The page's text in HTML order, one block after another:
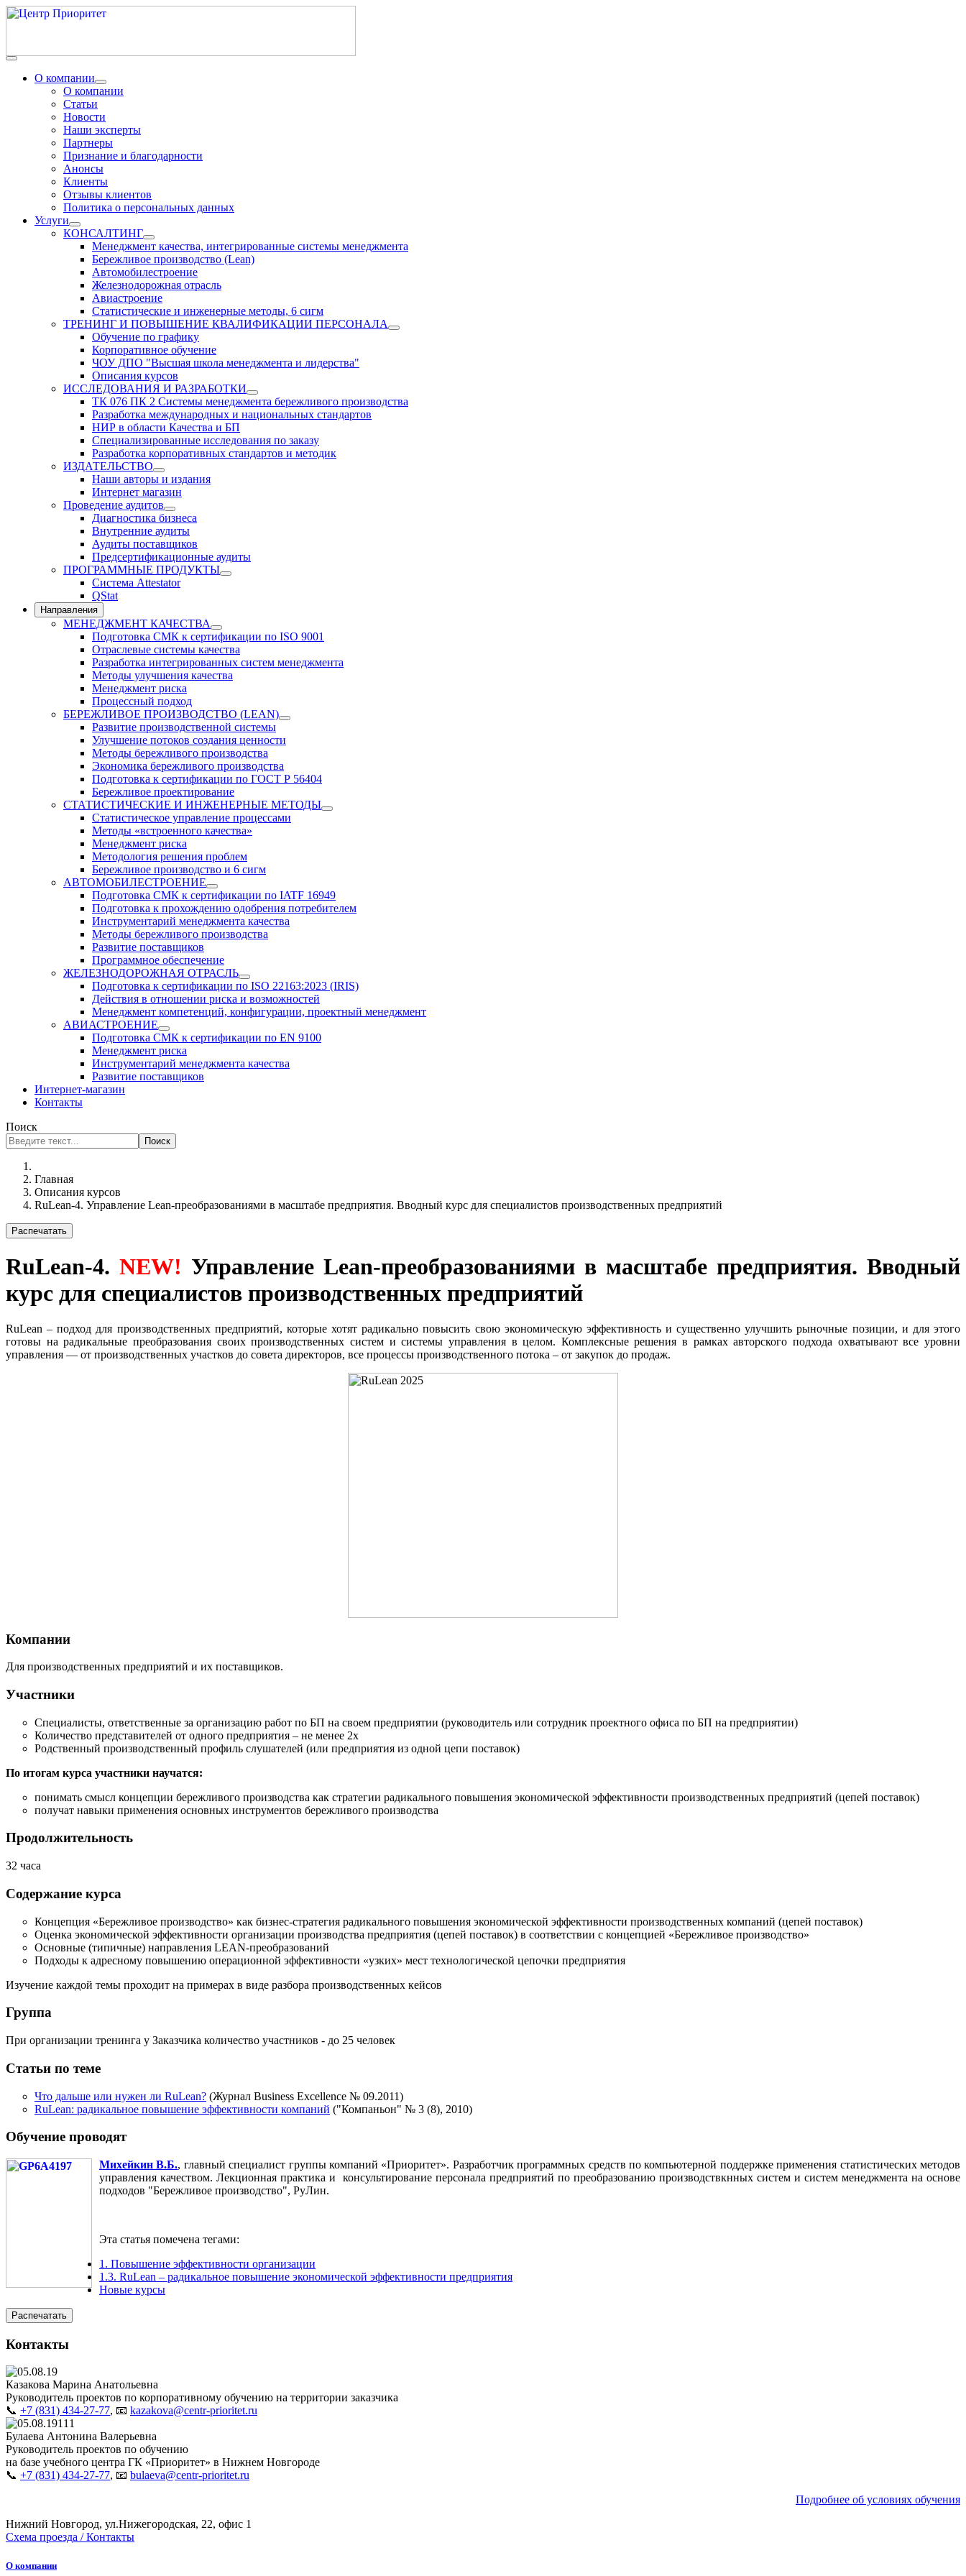
О компании
О компании
Статьи
Новости
Наши эксперты
Партнеры
Признание и благодарности
Анонсы
Клиенты
Отзывы клиентов
Политика о персональных данных
Услуги
КОНСАЛТИНГ
Менеджмент качества, интегрированные системы менеджмента
Бережливое производство (Lean)
Автомобилестроение
Железнодорожная отрасль
Авиастроение
Статистические и инженерные методы, 6 сигм
ТРЕНИНГ И ПОВЫШЕНИЕ КВАЛИФИКАЦИИ ПЕРСОНАЛА
Обучение по графику
Корпоративное обучение
ЧОУ ДПО "Высшая школа менеджмента и лидерства"
Описания курсов
ИССЛЕДОВАНИЯ И РАЗРАБОТКИ
ТК 076 ПК 2 Системы менеджмента бережливого производства
Разработка международных и национальных стандартов
НИР в области Качества и БП
Специализированные исследования по заказу
Разработка корпоративных стандартов и методик
ИЗДАТЕЛЬСТВО
Наши авторы и издания
Интернет магазин
Проведение аудитов
Диагностика бизнеса
Внутренние аудиты
Аудиты поставщиков
Предсертификационные аудиты
ПРОГРАММНЫЕ ПРОДУКТЫ
Система Attestator
QStat
Направления
МЕНЕДЖМЕНТ КАЧЕСТВА
Подготовка СМК к сертификации по ISO 9001
Отраслевые системы качества
Разработка интегрированных систем менеджмента
Методы улучшения качества
Менеджмент риска
Процессный подход
БЕРЕЖЛИВОЕ ПРОИЗВОДСТВО (LEAN)
Развитие производственной системы
Улучшение потоков создания ценности
Методы бережливого производства
Экономика бережливого производства
Подготовка к сертификации по ГОСТ Р 56404
Бережливое проектирование
СТАТИСТИЧЕСКИЕ И ИНЖЕНЕРНЫЕ МЕТОДЫ
Статистическое управление процессами
Методы «встроенного качества»
Менеджмент риска
Методология решения проблем
Бережливое производство и 6 сигм
АВТОМОБИЛЕСТРОЕНИЕ
Подготовка СМК к сертификации по IATF 16949
Подготовка к прохождению одобрения потребителем
Инструментарий менеджмента качества
Методы бережливого производства
Развитие поставщиков
Программное обеспечение
ЖЕЛЕЗНОДОРОЖНАЯ ОТРАСЛЬ
Подготовка к сертификации по ISO 22163:2023 (IRIS)
Действия в отношении риска и возможностей
Менеджмент компетенций, конфигурации, проектный менеджмент
АВИАСТРОЕНИЕ
Подготовка СМК к сертификации по EN 9100
Менеджмент риска
Инструментарий менеджмента качества
Развитие поставщиков
Интернет-магазин
Контакты
Поиск
Поиск
Главная
Описания курсов
RuLean-4. Управление Lean-преобразованиями в масштабе предприятия. Вводный курс для специалистов производственных предприятий
Распечатать
RuLean-4. NEW! Управление Lean-преобразованиями в масштабе предприятия. Вводный
курс для специалистов производственных предприятий
RuLean – подход для производственных предприятий, которые хотят радикально повысить свою экономическую эффективность и существенно улучшить рыночные позиции, и для этого
готовы на радикальные преобразования своих производственных систем и системы управления в целом. Комплексные решения в рамках авторского подхода охватывают все уровни
управления — от производственных участков до совета директоров, все процессы производственного потока – от закупок до продаж.
Компании
Для производственных предприятий и их поставщиков.
Участники
Специалисты, ответственные за организацию работ по БП на своем предприятии (руководитель или сотрудник проектного офиса по БП на предприятии)
Количество представителей от одного предприятия – не менее 2х
Родственный производственный профиль слушателей (или предприятия из одной цепи поставок)
По итогам курса участники научатся:
понимать смысл концепции бережливого производства как стратегии радикального повышения экономической эффективности производственных предприятий (цепей поставок)
получат навыки применения основных инструментов бережливого производства
Продолжительность
32 часа
Содержание курса
Концепция «Бережливое производство» как бизнес-стратегия радикального повышения экономической эффективности производственных компаний (цепей поставок)
Оценка экономической эффективности организации производства предприятия (цепей поставок) в соответствии с концепцией «Бережливое производство»
Основные (типичные) направления LEAN-преобразований
Подходы к адресному повышению операционной эффективности «узких» мест технологической цепочки предприятия
Изучение каждой темы проходит на примерах в виде разбора производственных кейсов
Группа
При организации тренинга у Заказчика количество участников - до 25 человек
Статьи по теме
Что дальше или нужен ли RuLean? (Журнал Business Excellence № 09.2011)
RuLean: радикальное повышение эффективности компаний ("Компаньон" № 3 (8), 2010)
Обучение проводят
Михейкин В.Б., главный специалист группы компаний «Приоритет». Разработчик программных средств по компьютерной поддержке применения статистических методов
управления качеством. Лекционная практика и консультирование персонала предприятий по преобразованию производствкнных систем и систем менеджмента на основе
подходов "Бережливое производство", РуЛин.
Эта статья помечена тегами:
1. Повышение эффективности организации
1.3. RuLean – радикальное повышение экономической эффективности предприятия
Новые курсы
Распечатать
Контакты
Казакова Марина Анатольевна
Руководитель проектов по корпоративному обучению на территории заказчика
📞 +7 (831) 434-27-77, 📧 kazakova@centr-prioritet.ru
Булаева Антонина Валерьевна
Руководитель проектов по обучению
на базе учебного центра ГК «Приоритет» в Нижнем Новгороде
📞 +7 (831) 434-27-77, 📧 bulaeva@centr-prioritet.ru
Подробнее об условиях обучения
Нижний Новгород, ул.Нижегородская, 22, офис 1
Схема проезда / Контакты
О компании